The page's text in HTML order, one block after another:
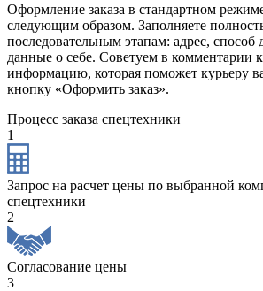
Оформление заказа в стандартном
следующим образом. Заполняете
последовательным этапам: адрес, способ
данные о себе. Советуем в комментарии к
информацию, которая поможет курьеру
кнопку «Оформить заказ».
Процесс заказа спецтехники
1
Запрос на расчет цены по выбранной
спецтехники
2
Согласование цены
3